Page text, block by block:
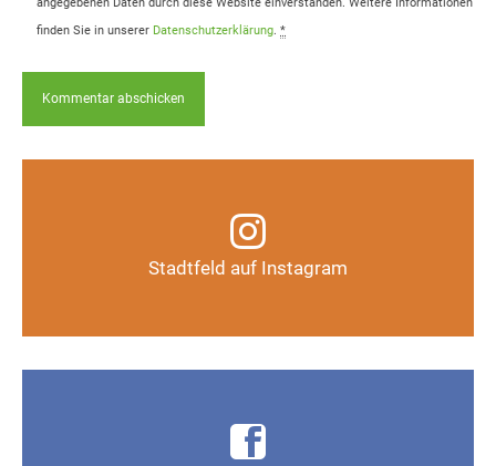
angegebenen Daten durch diese Website einverstanden. Weitere Informationen
finden Sie in unserer Datenschutzerklärung. *
Stadtfeld auf Instagram
Instagram-Kanal
Auf Instagram folgen
Seite Magdeburg-Stadtfeld